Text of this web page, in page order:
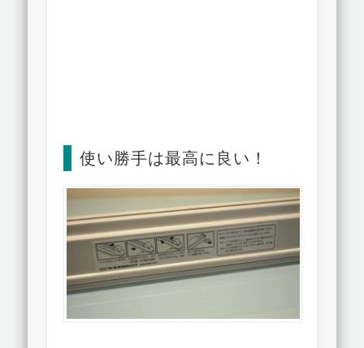
使い勝手は最高に良い！